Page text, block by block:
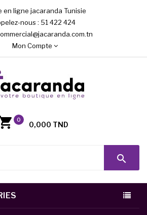
en ligne jacaranda Tunisie
nous : 51 422 424
Mon Compte
0
0,000 TND
search